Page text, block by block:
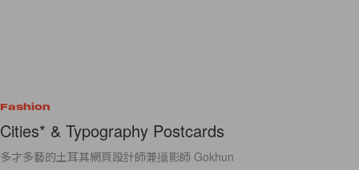
Fashion
Cities* & Typography Postcards
多才多藝的土耳其網頁設計師兼攝影師 Gokhun